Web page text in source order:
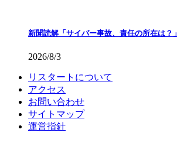
新聞読解「サイバー事故、責任の所在は？」
2026/8/3
リスタートについて
アクセス
お問い合わせ
サイトマップ
運営指針